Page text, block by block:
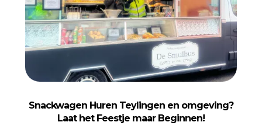
Snackwagen Huren Teylingen en omgeving?
Laat het Feestje maar Beginnen!